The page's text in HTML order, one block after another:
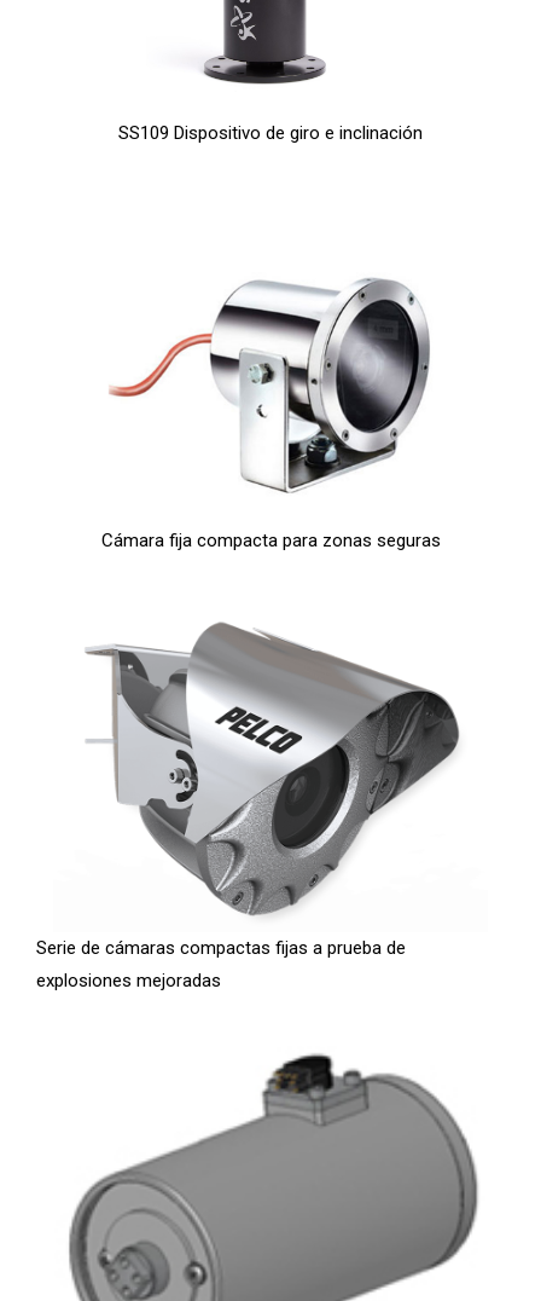
SS109 Dispositivo de giro e inclinación
Cámara fija compacta para zonas seguras
Serie de cámaras compactas fijas a prueba de
explosiones mejoradas